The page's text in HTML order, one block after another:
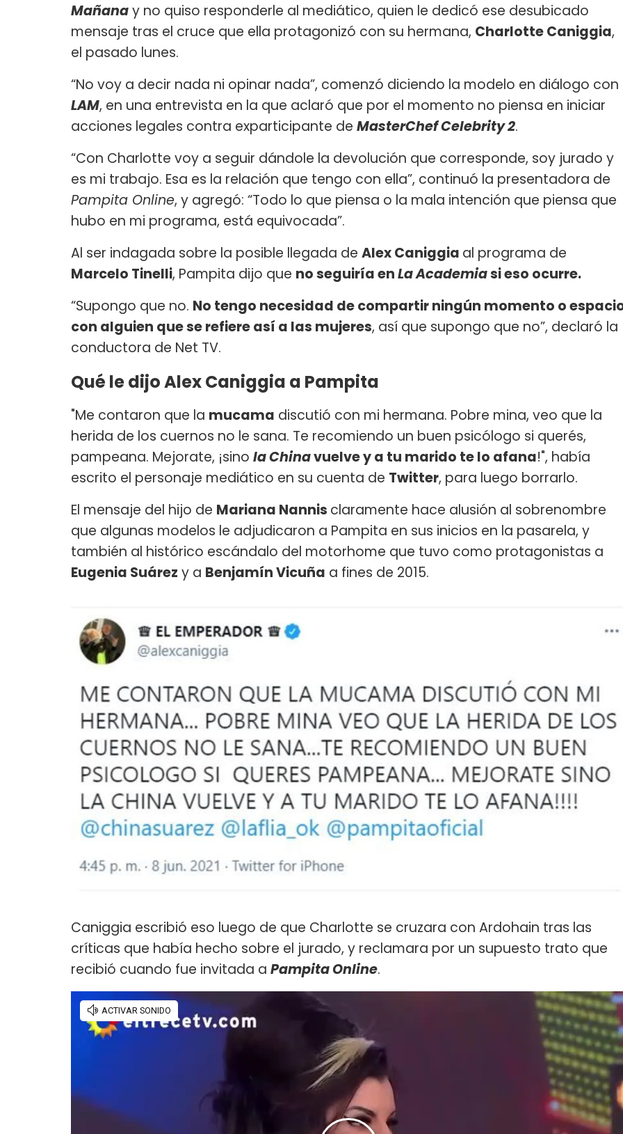
Mañanay no quiso responderle al mediático, quien le dedicó ese desubicado
mensaje tras el cruce que ella protagonizó con su hermana, Charlotte Caniggia,
el pasado lunes.
“No voy a decir nada ni opinar nada”, comenzó diciendo la modelo en diálogo con
LAM, en una entrevista en la que aclaró que por el momento no piensa en iniciar
acciones legales contra exparticipante de MasterChef Celebrity 2.
“Con Charlotte voy a seguir dándole la devolución que corresponde, soy jurado y
es mi trabajo. Esa es la relación que tengo con ella”, continuó la presentadora de
Pampita Online, y agregó: “Todo lo que piensa o la mala intención que piensa que
hubo en mi programa, está equivocada”.
Al ser indagada sobre la posible llegada de Alex Caniggia al programa de
Marcelo Tinelli, Pampita dijo que no seguiría enLa Academiasi eso ocurre.
“Supongo que no. No tengo necesidad de compartir ningún momento o
con alguien que se refiere así a las mujeres, así que supongo que no”, declaró la
conductora de Net TV.
Qué le dijo Alex Caniggia a Pampita
"Me contaron que la mucama discutió con mi hermana. Pobre mina, veo que la
herida de los cuernos no le sana. Te recomiendo un buen psicólogo si querés,
pampeana. Mejorate, ¡sino la Chinavuelve y a tu marido te lo afana!", había
escrito el personaje mediático en su cuenta de Twitter, para luego borrarlo.
El mensaje del hijo de Mariana Nannis claramente hace alusión al sobrenombre
que algunas modelos le adjudicaron a Pampita en sus inicios en la pasarela, y
también al histórico escándalo del motorhome que tuvo como protagonistas a
Eugenia Suárez y a Benjamín Vicuña a fines de 2015.
Caniggia escribió eso luego de que Charlotte se cruzara con Ardohain tras las
críticas que había hecho sobre el jurado, y reclamara por un supuesto trato que
recibió cuando fue invitada a Pampita Online.